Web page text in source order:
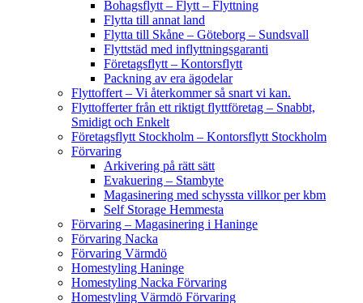
Bohagsflytt – Flytt – Flyttning
Flytta till annat land
Flytta till Skåne – Göteborg – Sundsvall
Flyttstäd med inflyttningsgaranti
Företagsflytt – Kontorsflytt
Packning av era ägodelar
Flyttoffert – Vi återkommer så snart vi kan.
Flyttofferter från ett riktigt flyttföretag – Snabbt,
Smidigt och Enkelt
Företagsflytt Stockholm – Kontorsflytt Stockholm
Förvaring
Arkivering på rätt sätt
Evakuering – Stambyte
Magasinering med schyssta villkor per kbm
Self Storage Hemmesta
Förvaring – Magasinering i Haninge
Förvaring Nacka
Förvaring Värmdö
Homestyling Haninge
Homestyling Nacka Förvaring
Homestyling Värmdö Förvaring